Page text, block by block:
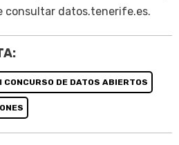
consultar datos.tenerife.es.
CONCURSO DE DATOS ABIERTOS